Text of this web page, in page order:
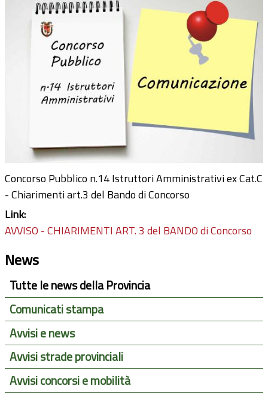
Concorso Pubblico n.14 Istruttori Amministrativi ex Cat.C
- Chiarimenti art.3 del Bando di Concorso
Link:
AVVISO - CHIARIMENTI ART. 3 del BANDO di Concorso
News
Tutte le news della Provincia
Comunicati stampa
Avvisi e news
Avvisi strade provinciali
Avvisi concorsi e mobilità